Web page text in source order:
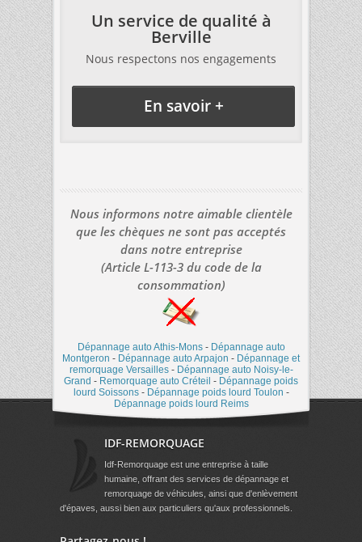
Un service de qualité à
Berville
Nous respectons nos engagements
En savoir +
Nous informons notre aimable clientèle
que les chèques ne sont pas acceptés
dans notre entreprise
(Article L-113-3 du code de la
consommation)
Dépannage auto Athis-Mons- Dépannage auto
Montgeron - Dépannage auto Arpajon - Dépannage et
remorquage Versailles- Dépannage auto Noisy-le-
Grand - Remorquage auto Créteil - Dépannage poids
lourd Soissons- Dépannage poids lourd Toulon -
Dépannage poids lourd Reims
IDF-REMORQUAGE
Idf-Remorquage est une entreprise à taille
humaine, offrant des services de dépannage et
remorquage de véhicules, ainsi que d'enlèvement
d'épaves, aussi bien aux particuliers qu'aux professionnels.